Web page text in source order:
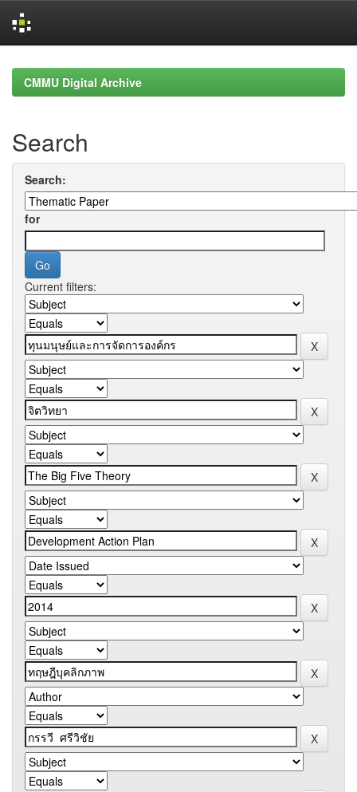
navigationCMMU Digital Archive
Search
Search:
for
Current filters: